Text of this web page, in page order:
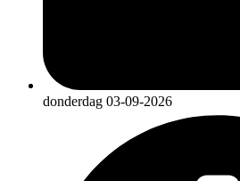
donderdag 03-09-2026